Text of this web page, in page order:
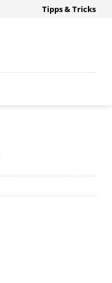
Tipps & Tricks